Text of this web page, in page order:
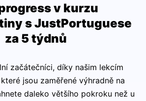
v kurzu
s JustPortuguese
za 5 týdnů
začátečníci, díky našim lekcím
jsou zaměřené výhradně na
daleko většího pokroku než u